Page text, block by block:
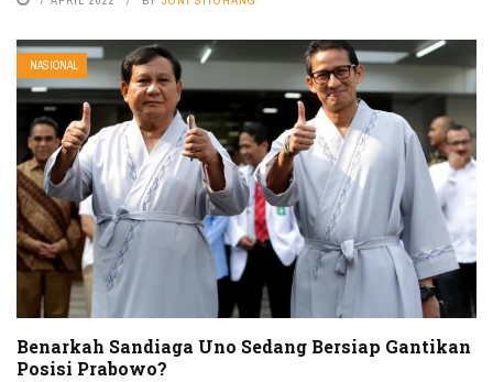
NASIONAL
Benarkah Sandiaga Uno Sedang Bersiap Gantikan
Posisi Prabowo?